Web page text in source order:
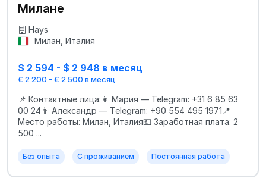
Милане
Hays
Милан, Италия
$ 2 594 - $ 2 948 в месяц
€ 2 200 - € 2 500 в месяц
📌 Контактные лица:👩 Мария — Telegram: +31 6 85 63
00 24👨 Александр — Telegram: +90 554 495 1971📍
Место работы: Милан, Италия💶 Заработная плата: 2
500 ...
Без опыта С проживанием Постоянная работа